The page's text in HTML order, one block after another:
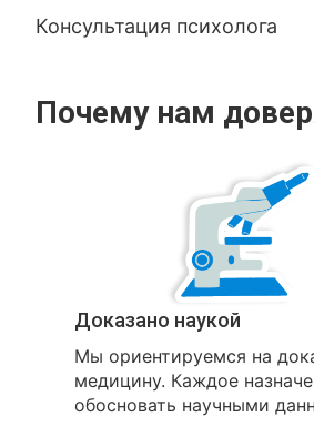
Консультация психолога
Почему нам
Доказано наукой
Мы ориентируемся на
медицину. Каждое
обосновать научными